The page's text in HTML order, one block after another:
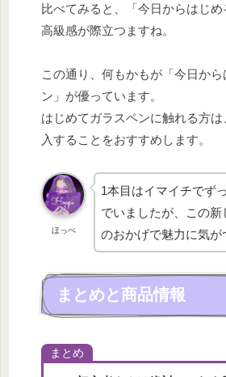
比べてみると、「今日からはじ
高級感が際立つますね。
この通り、何もかもが「今日か
ン」が優っています。
はじめてガラスペンに触れる方
入することをおすすめします。
ほっぺ
1本目はイマイチでず
でいましたが、この新
のおかげで魅力に気が
まとめと商品情報
まとめ